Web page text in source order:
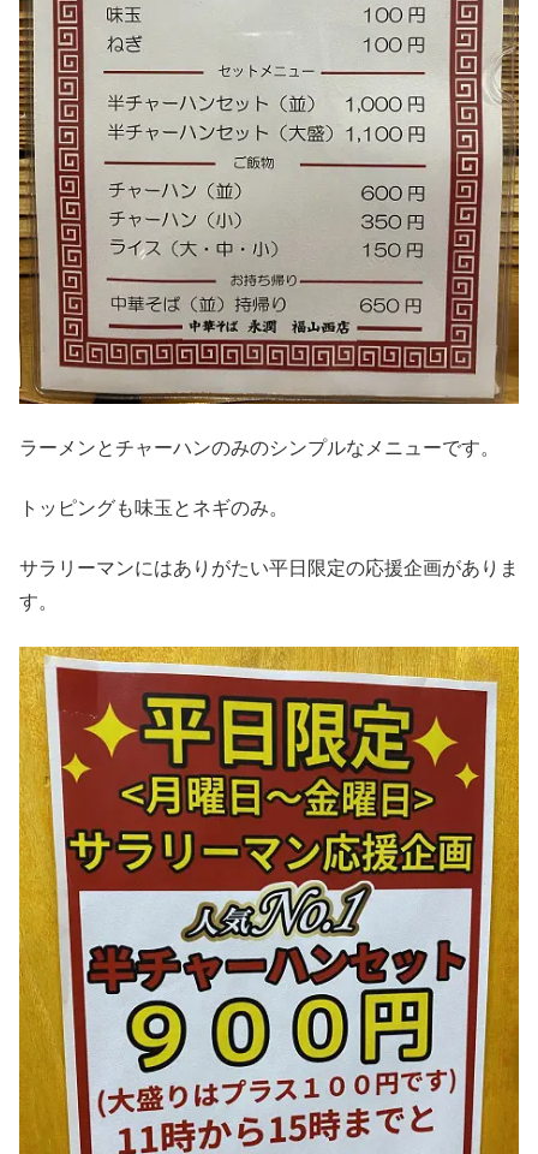
ラーメンとチャーハンのみのシンプルなメニューです。
トッピングも味玉とネギのみ。
サラリーマンにはありがたい平日限定の応援企画がありま
す。